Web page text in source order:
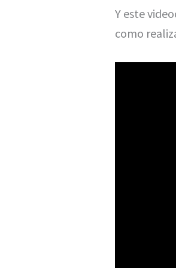
Y este
como